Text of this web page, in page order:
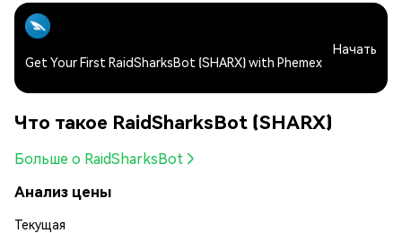
Get Your First RaidSharksBot (SHARX) with Phemex
Начать
Что такое RaidSharksBot (SHARX)
Больше о RaidSharksBot
Анализ цены
Текущая